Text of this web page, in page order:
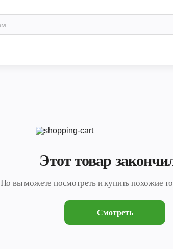
Этот товар
Но вы можете посмотреть и купить похожие
Смотреть